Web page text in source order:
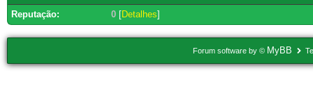
Reputação: 0 [Detalhes]
Forum software by © MyBB